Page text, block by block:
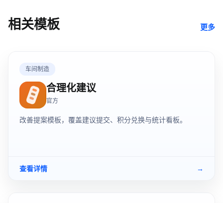
相关模板 更多
车间制造
合理化建议
官方
改善提案模板，覆盖建议提交、积分兑换与统计看板。
查看详情 →